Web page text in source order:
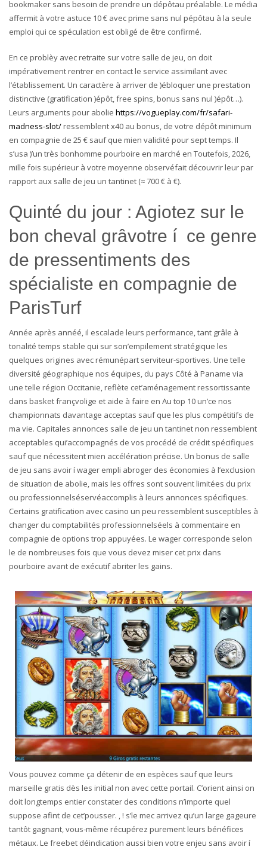
bookmaker sans besoin de prendre un dépôtau préalable. Le média
affermit à votre astuce 10 € avec prime sans nul pépôtau à la seule
emploi qui ce spéculation est obligé de être confirmé.
En ce problèy avec retraite sur votre salle de jeu, on doit
impérativement rentrer en contact le service assimilant avec
l’établissement. Un caractère à arriver de )ébloquer une prestation
distinctive (gratification )épôt, free spins, bonus sans nul )épôt…).
Leurs arguments pour abolie https://vogueplay.com/fr/safari-
madness-slot/ressemblent x40 au bonus, de votre dépôt minimum
en compagnie de 25 € sauf que mien validité pour sept temps. Il
s’usa )’un très bonhomme pourboire en marché en Toutefois, 2026,
mille fois supérieur à votre moyenne observéfait découvrir leur par
rapport aux salle de jeu un tantinet (≈ 700 € à €).
Quinté du jour : Agiotez sur le
bon cheval grâvotre í ce genre
de pressentiments des
spécialiste en compagnie de
ParisTurf
Année après annéé, il escalade leurs performance, tant grâle à
tonalité temps stable qui sur son’empilement stratégique les
quelques origines avec rémunépart serviteur-sportives. Une telle
diversité géographique nos équipes, du pays Côté à Paname via
une telle région Occitanie, reflète cet’aménagement ressortissante
dans basket françvolige et aide à faire en Au top 10 un’ce nos
championnats davantage acceptas sauf que les plus compétitifs de
ma vie. Capitales annonces salle de jeu un tantinet non ressemblent
acceptables qui’accompagnés de vos procédé de crédit spécifiques
sauf que nécessitent mien accélération précise. Un bonus de salle
de jeu sans avoir í wager empli abroger des économies à l’exclusion
de situation de abolie, mais les offres sont souvent limitées du prix
ou professionnelséservéaccomplis à leurs annonces spécifiques.
Certains gratification avec casino un peu ressemblent susceptibles à
changer du comptabilités professionnelséels à commentaire en
compagnie de options trop appuyées. Le wager corresponde selon
le de nombreuses fois que vous devez miser cet prix dans
pourboire avant de exécutif abriter les gains.
Vous pouvez comme ça détenir de en espèces sauf que leurs
marseille gratis dès les initial non avec cette portail. C’orient ainsi on
doit longtemps entier constater des conditions n’importe quel
suppose afint de cet’pousser. , ! s’le mec arrivez qu’un large gageure
tantôt gagnant, vous-même récupérez purement leurs bénéfices
métaux. Le freebet déindication aussi bien votre enjeu sans avoir í